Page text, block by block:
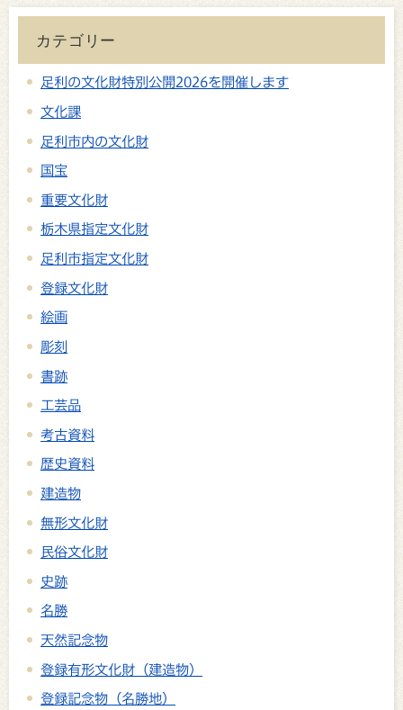
カテゴリー
足利の文化財特別公開2026を開催します
文化課
足利市内の文化財
国宝
重要文化財
栃木県指定文化財
足利市指定文化財
登録文化財
絵画
彫刻
書跡
工芸品
考古資料
歴史資料
建造物
無形文化財
民俗文化財
史跡
名勝
天然記念物
登録有形文化財（建造物）
登録記念物（名勝地）